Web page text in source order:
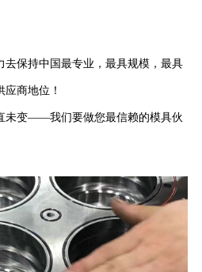
去保持中国最专业，最具规模，最具
商地位！
未变——我们要做您最信赖的模具伙